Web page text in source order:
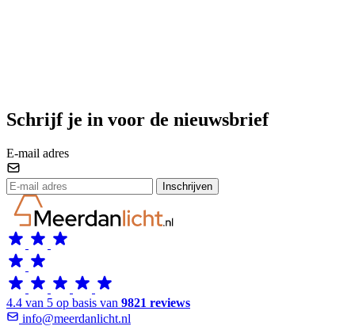
Schrijf je in voor de nieuwsbrief
E-mail adres
Inschrijven
4.4 van 5 op basis van 9821 reviews
info@meerdanlicht.nl